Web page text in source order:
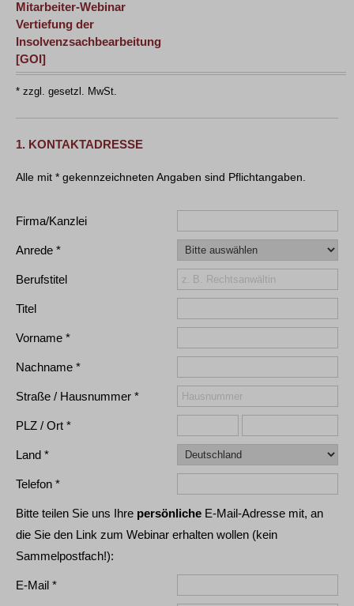
Mitarbeiter-Webinar
Vertiefung der
Insolvenzsachbearbeitung
[GOI]
* zzgl. gesetzl. MwSt.
1. KONTAKTADRESSE
Firma/Kanzlei
Anrede
Berufstitel
Titel
Vorname
Nachname
Straße / Hausnummer
PLZ / Ort
Land
Telefon
Bitte teilen Sie uns Ihre persönliche E-Mail-Adresse mit, an
die Sie den Link zum Webinar erhalten wollen (kein
Sammelpostfach!):
E-Mail